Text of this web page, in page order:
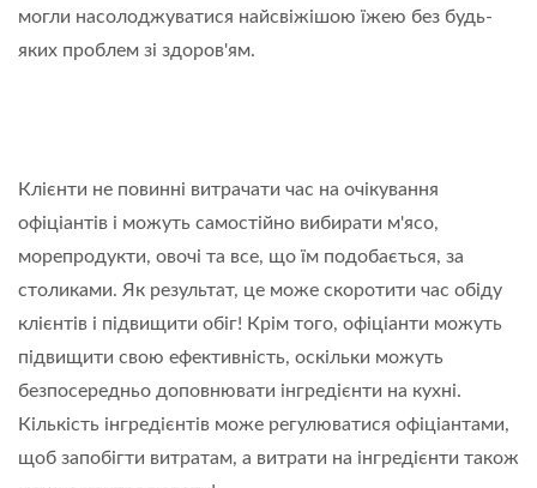
могли насолоджуватися найсвіжішою їжею без будь-
яких проблем зі здоров'ям.
Клієнти не повинні витрачати час на очікування
офіціантів і можуть самостійно вибирати м'ясо,
морепродукти, овочі та все, що їм подобається, за
столиками. Як результат, це може скоротити час обіду
клієнтів і підвищити обіг! Крім того, офіціанти можуть
підвищити свою ефективність, оскільки можуть
безпосередньо доповнювати інгредієнти на кухні.
Кількість інгредієнтів може регулюватися офіціантами,
щоб запобігти витратам, а витрати на інгредієнти також